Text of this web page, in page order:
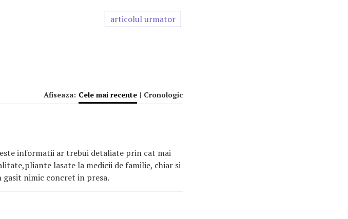
articolul urmator
Afiseaza: Cele mai recente | Cronologic
informatii ar trebui detaliate prin cat mai
lasate la medicii de familie, chiar si
gasit nimic concret in presa.